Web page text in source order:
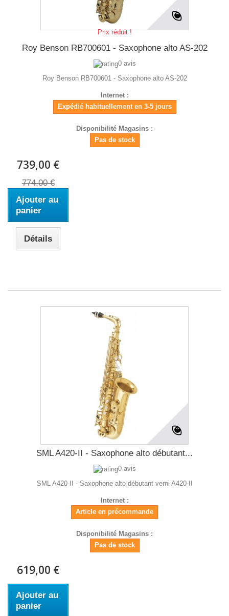
Prix réduit !
Roy Benson RB700601 - Saxophone alto AS-202
0 avis
Roy Benson RB700601 - Saxophone alto AS-202
Internet :
Expédié habituellement en 3-5 jours
Disponibilité Magasins :
Pas de stock
739,00 €
774,00 €
Ajouter au
panier
Détails
SML A420-II - Saxophone alto débutant...
0 avis
SML A420-II - Saxophone alto débutant verni A420-II
Internet :
Article en précommande
Disponibilité Magasins :
Pas de stock
619,00 €
Ajouter au
panier